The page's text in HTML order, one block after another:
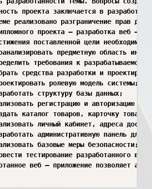
проекта заключается в
реализовано разграничение прав
проекта – разработка веб –
поставленной цели необходимо
веб – приложение позволяет